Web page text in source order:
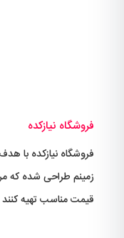
فروشگاه نیازکده
فروشگاه نیازکده با
زمینم طراحی شده که
قیمت مناسب تهیه کنند